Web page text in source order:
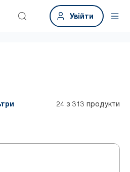
Увійти
24 з 313 продукти